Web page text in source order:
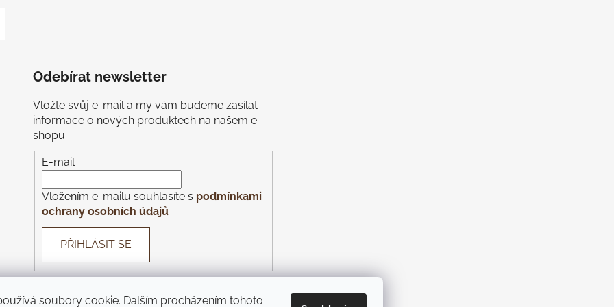
soubory cookie. Dalším procházením tohoto
Odebírat newsletter
Vložte svůj e-mail a my vám budeme zasílat
informace o nových produktech na našem e-
shopu.
E-mail
Vložením e-mailu souhlasíte s podmínkami
ochrany osobních údajů
PŘIHLÁSIT SE